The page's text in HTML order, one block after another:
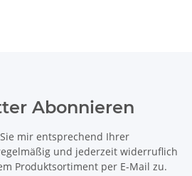
Abonnieren
mir entsprechend Ihrer
und jederzeit widerruflich
Produktsortiment per E-Mail zu.